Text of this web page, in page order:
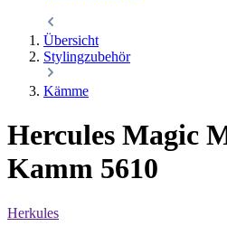
Übersicht
Stylingzubehör
Kämme
Hercules Magic
Kamm 5610
Herkules